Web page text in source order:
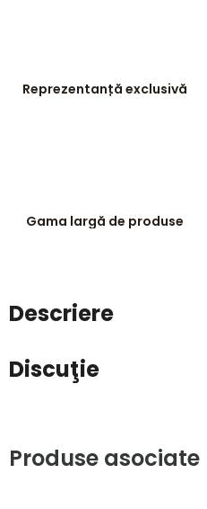
Reprezentanță exclusivă
Gama largă de produse
Descriere
Discuţie
Produse asociate